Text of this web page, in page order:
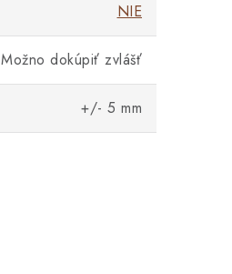
NIE
Možno dokúpiť zvlášť
+/- 5 mm